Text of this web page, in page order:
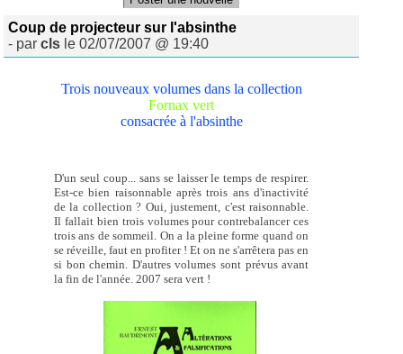
Coup de projecteur sur l'absinthe
- parcls le 02/07/2007 @ 19:40
Trois nouveaux volumes dans la collection
Fornax vert
consacrée à l'absinthe
D'un seul coup... sans se laisser le temps de respirer.
Est-ce bien raisonnable après trois ans d'inactivité
de la collection ? Oui, justement, c'est raisonnable.
Il fallait bien trois volumes pour contrebalancer ces
trois ans de sommeil. On a la pleine forme quand on
se réveille, faut en profiter ! Et on ne s'arrêtera pas en
si bon chemin. D'autres volumes sont prévus avant
la fin de l'année. 2007 sera vert !